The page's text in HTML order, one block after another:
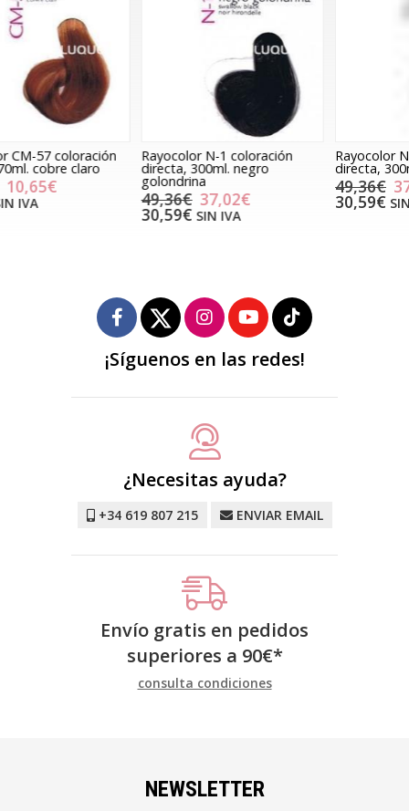
Rayocolor N-1 coloración
directa, 300ml. negro
golondrina
49,36€
30,59€
Rayocolor N-3 coloración
directa, 300ml. moreno café
30,59€
¡Síguenos en las redes!
¿Necesitas ayuda?
+34 619 807 215 ENVIAR EMAIL
Envío gratis en pedidos
superiores a 90€*
consulta condiciones
NEWSLETTER